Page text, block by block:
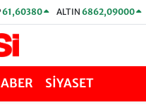
61,60380 ALTIN 6862,09000
SİYASET